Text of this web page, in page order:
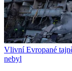
Vlivní Evropané
nebyl